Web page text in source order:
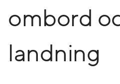
ombord
landning